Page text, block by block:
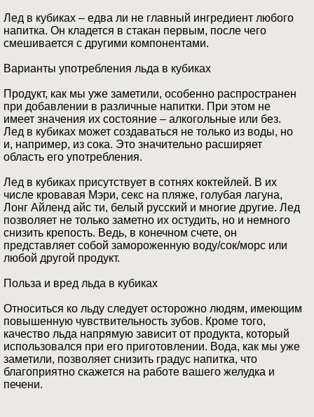
Лед в кубиках – едва ли не главный ингредиент любого
напитка. Он кладется в стакан первым, после чего
смешивается с другими компонентами.
Варианты употребления льда в кубиках
Продукт, как мы уже заметили, особенно распространен
при добавлении в различные напитки. При этом не
имеет значения их состояние – алкогольные или без.
Лед в кубиках может создаваться не только из воды, но
и, например, из сока. Это значительно расширяет
область его употребления.
Лед в кубиках присутствует в сотнях коктейлей. В их
числе кровавая Мэри, секс на пляже, голубая лагуна,
Лонг Айленд айс ти, белый русский и многие другие. Лед
позволяет не только заметно их остудить, но и немного
снизить крепость. Ведь, в конечном счете, он
представляет собой замороженную воду/сок/морс или
любой другой продукт.
Польза и вред льда в кубиках
Относиться ко льду следует осторожно людям, имеющим
повышенную чувствительность зубов. Кроме того,
качество льда напрямую зависит от продукта, который
использовался при его приготовлении. Вода, как мы уже
заметили, позволяет снизить градус напитка, что
благоприятно скажется на работе вашего желудка и
печени.